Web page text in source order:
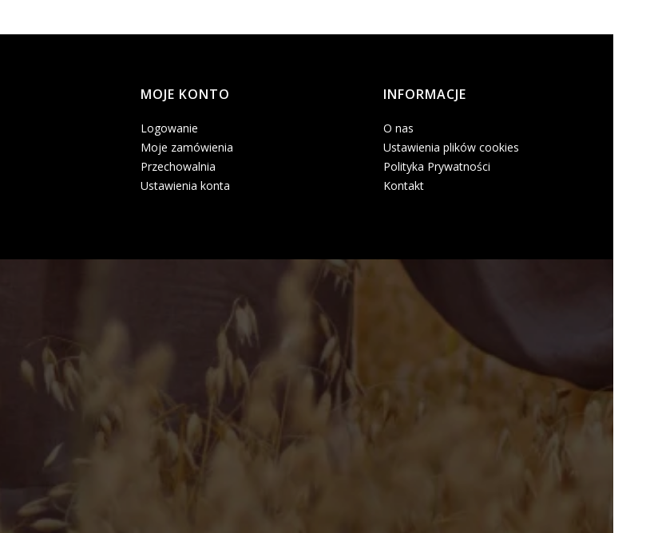
MOJE KONTO
Logowanie
Moje zamówienia
Przechowalnia
Ustawienia konta
INFORMACJE
O nas
Ustawienia plików cookies
Polityka Prywatności
Kontakt